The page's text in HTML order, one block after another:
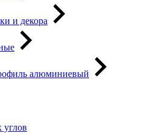
и декора
алюминиевый